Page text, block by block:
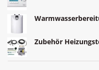
Zubehör